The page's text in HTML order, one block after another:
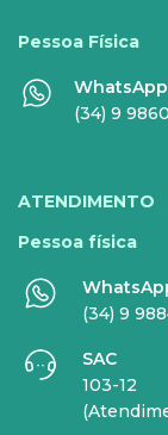
Sky+
HBO Max
INTERNET
Internet Fibra
Pessoa Física
WhatsApp
(34) 9
ATENDIMENTO
Pessoa física
(34) 9
SAC
103-12